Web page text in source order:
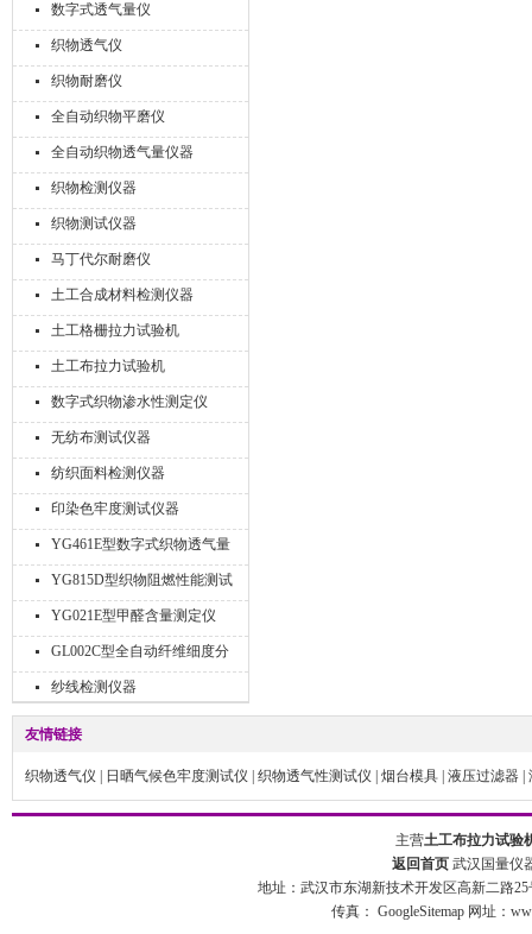
数字式透气量仪
织物透气仪
织物耐磨仪
全自动织物平磨仪
全自动织物透气量仪器
织物检测仪器
织物测试仪器
马丁代尔耐磨仪
土工合成材料检测仪器
土工格栅拉力试验机
土工布拉力试验机
数字式织物渗水性测定仪
无纺布测试仪器
纺织面料检测仪器
印染色牢度测试仪器
YG461E型数字式织物透气量
仪
YG815D型织物阻燃性能测试
仪
YG021E型甲醛含量测定仪
GL002C型全自动纤维细度分
析仪
纱线检测仪器
友情链接
织物透气仪 日晒气候色牢度测试仪 织物透气性测试仪 烟台模具 液压过滤器
主营土工布拉力试验
返回首页武汉国量仪
地址：武汉市东湖新技术开发区高新二路
传真： GoogleSitemap 网址：